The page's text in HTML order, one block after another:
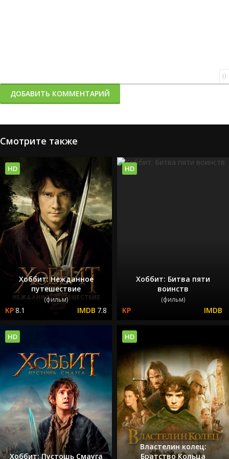
0
ДОБАВИТЬ КОММЕНТАРИЙ
Смотрите также
Хоббит: Нежданное
путешествие
(фильм)
8.1 7.8
HD
Хоббит: Битва пяти
воинств
(фильм)
HD
Хоббит: Пустошь Смауга
HD
Властелин колец:
Братство Кольца
HD